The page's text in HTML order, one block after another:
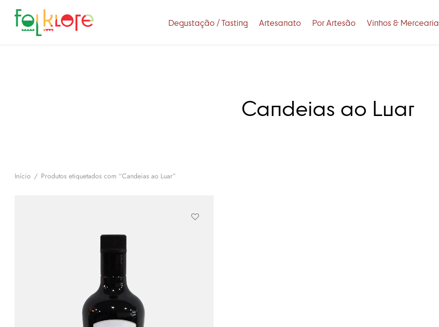
Degustação / Tasting Artesanato Por Artesão Vinhos & Mercearia
Candeias ao Luar
Início / Produtos etiquetados com “Candeias ao Luar”